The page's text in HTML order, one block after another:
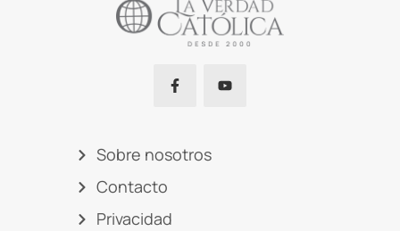
Sobre nosotros
Contacto
Privacidad